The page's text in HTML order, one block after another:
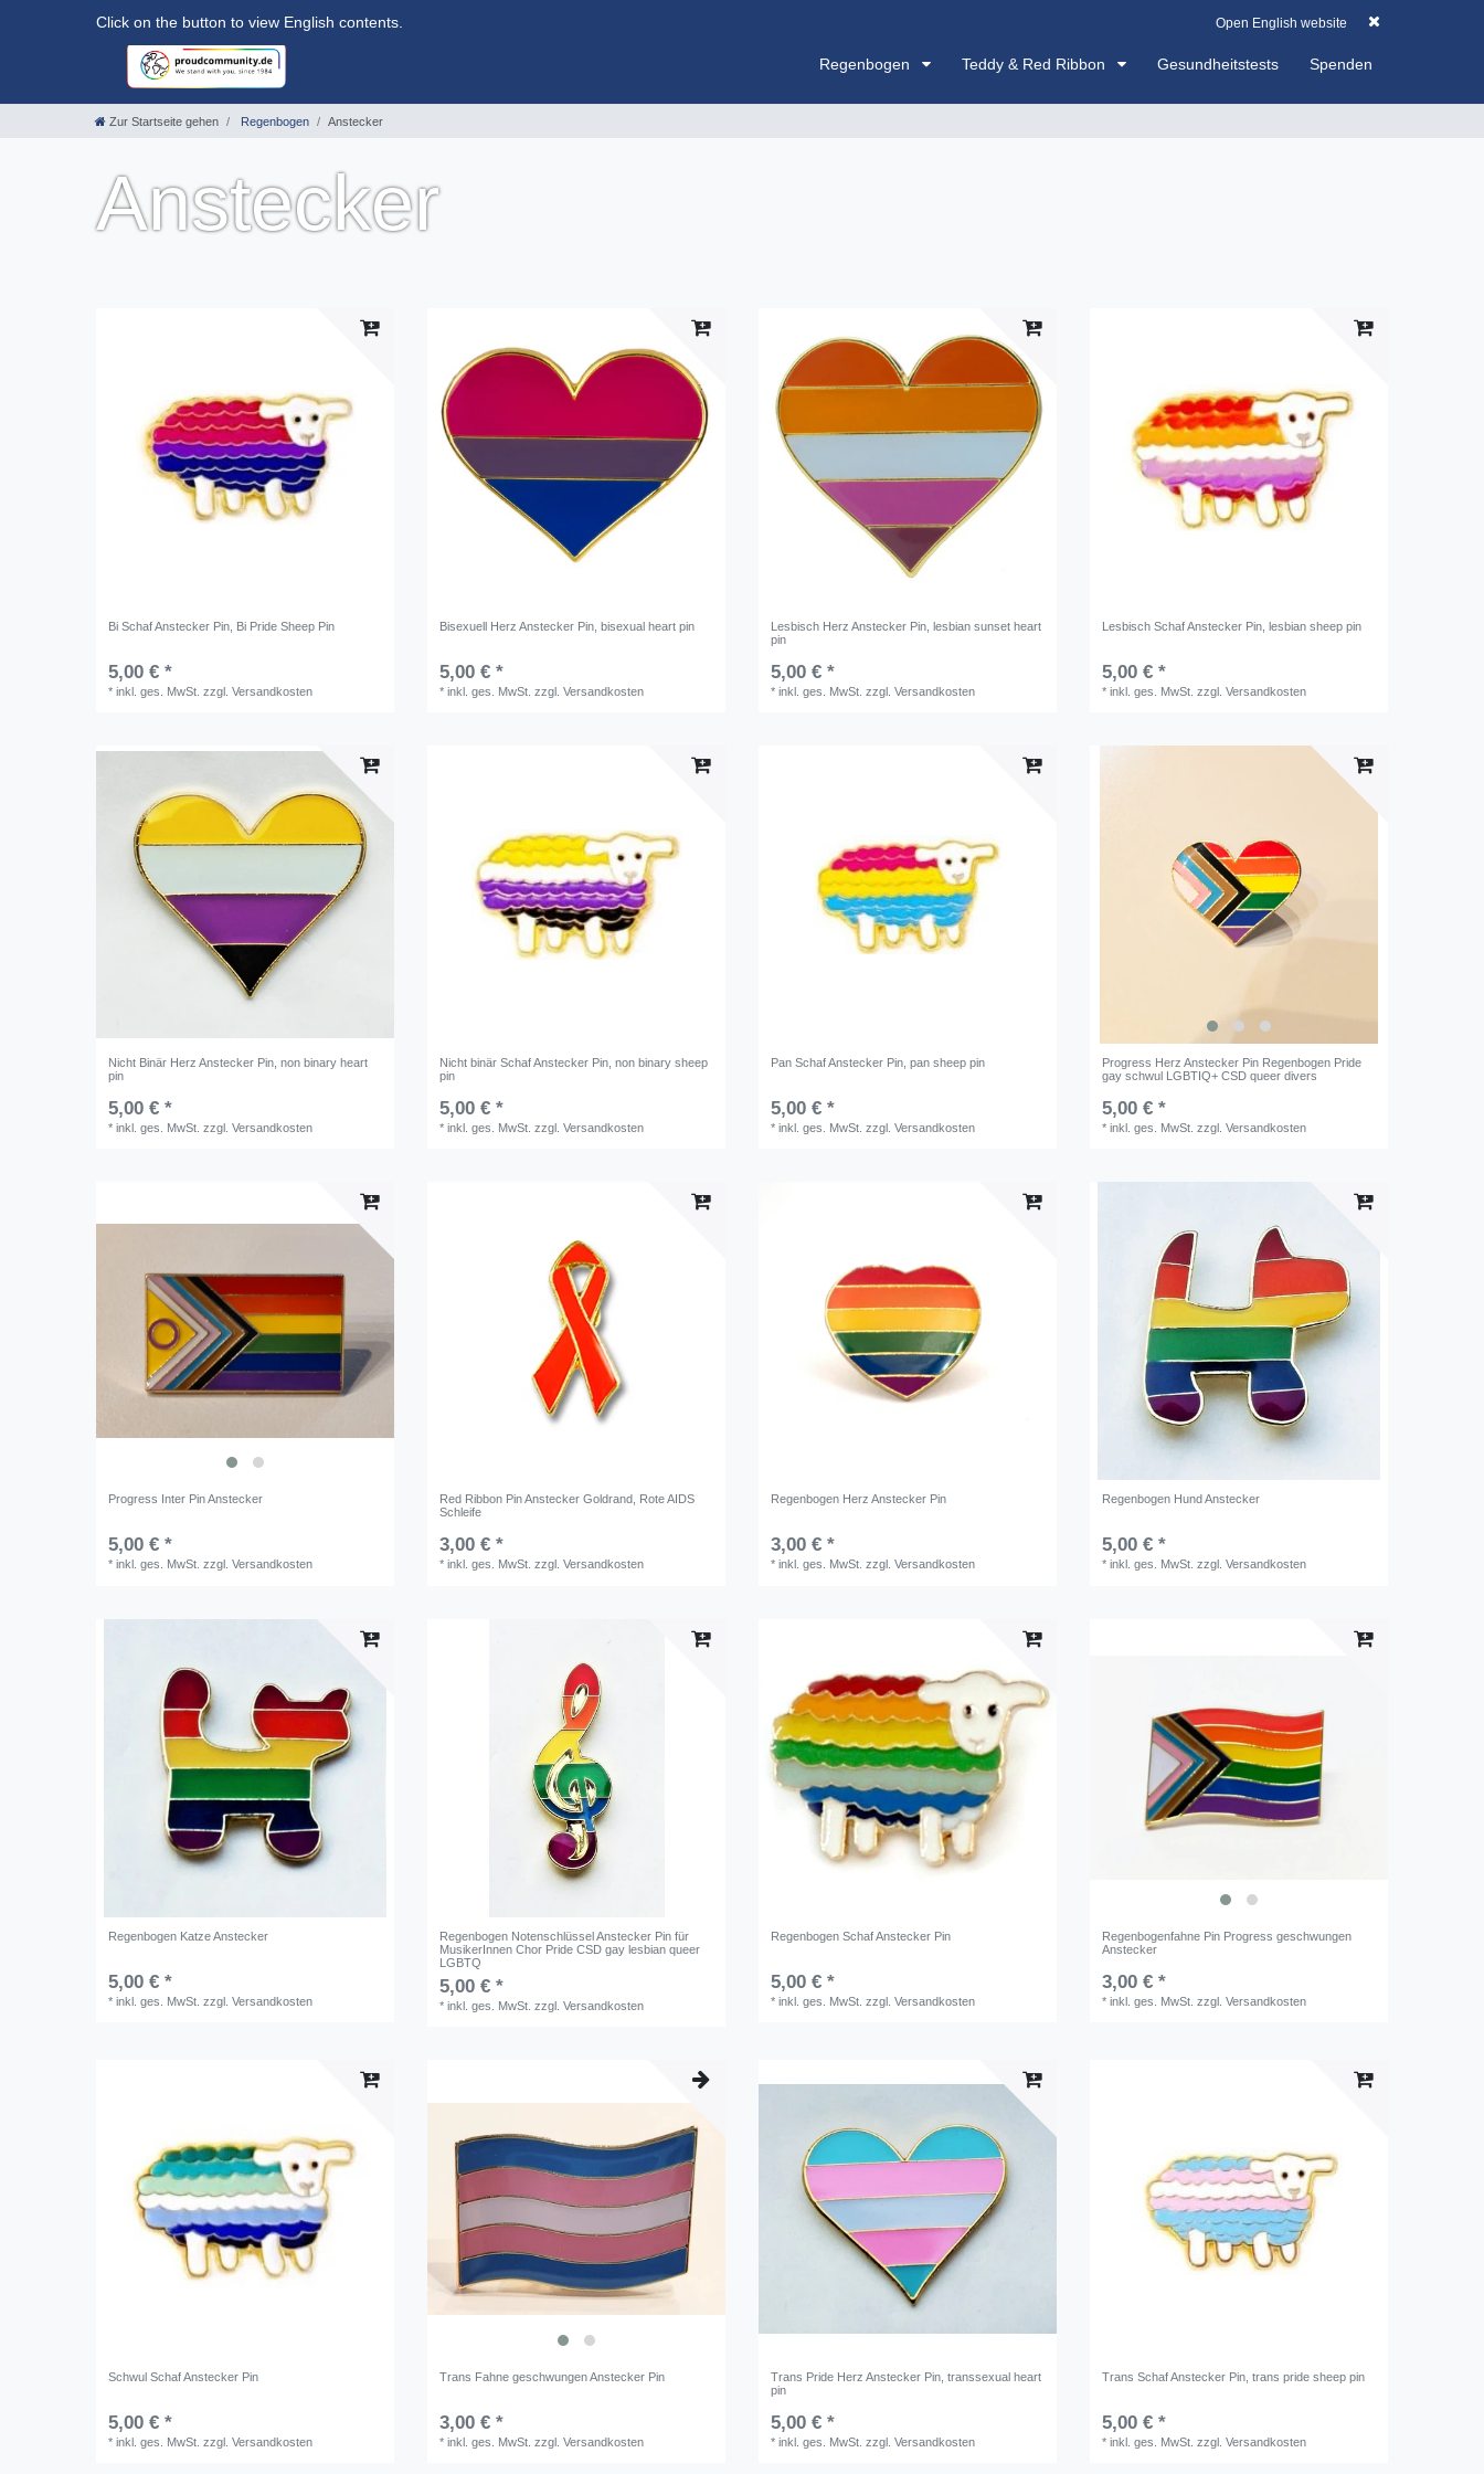
0 0,00 EUR
Regenbogen Teddy & Red Ribbon Gesundheitstests Spenden
Click on the button to view English contents. Open English website
Zur Startseite gehen Regenbogen Anstecker
Anstecker
Bi Schaf Anstecker Pin, Bi Pride Sheep Pin
5,00 € *
*inkl. ges. MwSt. zzgl.Versandkosten
Bisexuell Herz Anstecker Pin, bisexual heart pin
5,00 € *
*inkl. ges. MwSt. zzgl.Versandkosten
Lesbisch Herz Anstecker Pin, lesbian sunset heart
pin
5,00 € *
*inkl. ges. MwSt. zzgl.Versandkosten
Lesbisch Schaf Anstecker Pin, lesbian sheep pin
5,00 € *
*inkl. ges. MwSt. zzgl.Versandkosten
Nicht Binär Herz Anstecker Pin, non binary heart
pin
5,00 € *
*inkl. ges. MwSt. zzgl.Versandkosten
Nicht binär Schaf Anstecker Pin, non binary sheep
pin
5,00 € *
*inkl. ges. MwSt. zzgl.Versandkosten
Pan Schaf Anstecker Pin, pan sheep pin
5,00 € *
*inkl. ges. MwSt. zzgl.Versandkosten
Progress Herz Anstecker Pin Regenbogen Pride
gay schwul LGBTIQ+ CSD queer divers
5,00 € *
*inkl. ges. MwSt. zzgl.Versandkosten
Progress Inter Pin Anstecker
5,00 € *
*inkl. ges. MwSt. zzgl.Versandkosten
Red Ribbon Pin Anstecker Goldrand, Rote AIDS
Schleife
3,00 € *
*inkl. ges. MwSt. zzgl.Versandkosten
Regenbogen Herz Anstecker Pin
3,00 € *
*inkl. ges. MwSt. zzgl.Versandkosten
Regenbogen Hund Anstecker
5,00 € *
*inkl. ges. MwSt. zzgl.Versandkosten
Regenbogen Katze Anstecker
5,00 € *
*inkl. ges. MwSt. zzgl.Versandkosten
Regenbogen Notenschlüssel Anstecker Pin für
MusikerInnen Chor Pride CSD gay lesbian queer
LGBTQ
5,00 € *
*inkl. ges. MwSt. zzgl.Versandkosten
Regenbogen Schaf Anstecker Pin
5,00 € *
*inkl. ges. MwSt. zzgl.Versandkosten
Regenbogenfahne Pin Progress geschwungen
Anstecker
3,00 € *
*inkl. ges. MwSt. zzgl.Versandkosten
Schwul Schaf Anstecker Pin
5,00 € *
*inkl. ges. MwSt. zzgl.Versandkosten
Trans Fahne geschwungen Anstecker Pin
3,00 € *
*inkl. ges. MwSt. zzgl.Versandkosten
Trans Pride Herz Anstecker Pin, transsexual heart
pin
5,00 € *
*inkl. ges. MwSt. zzgl.Versandkosten
Trans Schaf Anstecker Pin, trans pride sheep pin
5,00 € *
*inkl. ges. MwSt. zzgl.Versandkosten